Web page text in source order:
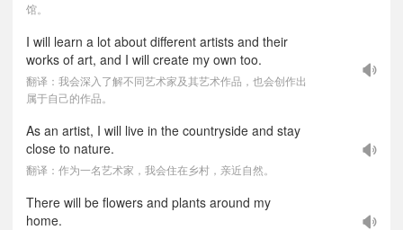
馆。
I will learn a lot about different artists and their
works of art, and I will create my own too.
翻译：我会深入了解不同艺术家及其艺术作品，也会创作出
属于自己的作品。
As an artist, I will live in the countryside and stay
close to nature.
翻译：作为一名艺术家，我会住在乡村，亲近自然。
There will be flowers and plants around my
home.